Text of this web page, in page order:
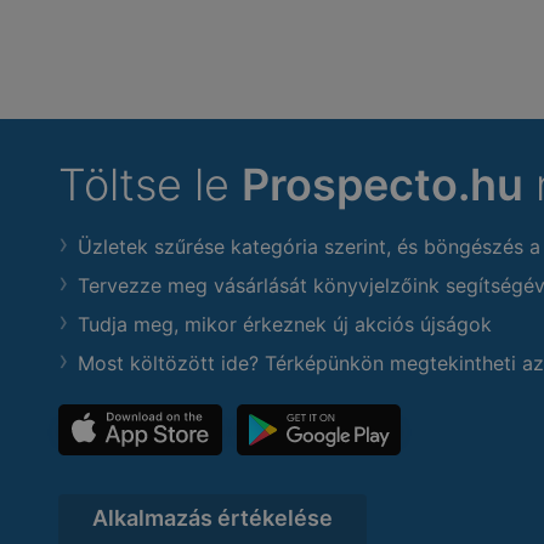
Töltse le Prospecto.hu
Üzletek szűrése kategória szerint, és böngészés
Tervezze meg vásárlását könyvjelzőink
Tudja meg, mikor érkeznek új akciós újságok
Most költözött ide? Térképünkön megtekintheti
Alkalmazás értékelése